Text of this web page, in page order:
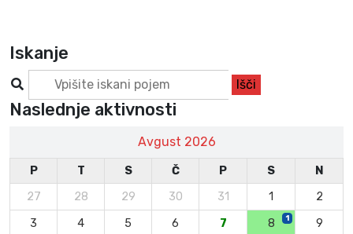
Iskanje
Naslednje aktivnosti
Avgust 2026
P T S Č P S
N
27
28 29 30 31 1
2
3
4 5 6 7 8 1
9